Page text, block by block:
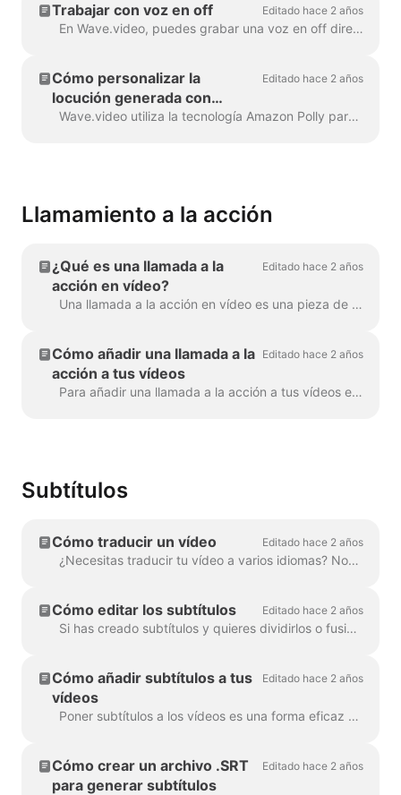
Trabajar con voz en off Editado hace 2 años
En Wave.video, puedes grabar una voz en off directamente en el editor, al crear tu vídeo. Haz clic en la pista de audio y selecciona Grabar voz: Voz en off 7...
Cómo personalizar la
locución generada con
etiquetas SSML
Editado hace 2 años
Wave.video utiliza la tecnología Amazon Polly para generar pistas de audio a partir de texto. A veces, el resultado por defecto no es impecable, y es posible que desee...
Llamamiento a la acción
¿Qué es una llamada a la
acción en vídeo?
Editado hace 2 años
Una llamada a la acción en vídeo es una pieza de contenido que induce al espectador a realizar una determinada acción después de ver el vídeo. Puede ser (pero ...
Cómo añadir una llamada a la
acción a tus vídeos
Editado hace 2 años
Para añadir una llamada a la acción a tus vídeos en Wave.video, haz clic en el signo "Añadir llamada a la acción" en la línea de tiempo. Estará disponible en la ...
Subtítulos
Cómo traducir un vídeo Editado hace 2 años
¿Necesitas traducir tu vídeo a varios idiomas? Nosotros nos encargamos. Nota: aquí utilizamos subtítulos automáticos. Tu límite mensual...
Cómo editar los subtítulos Editado hace 2 años
Si has creado subtítulos y quieres dividirlos o fusionarlos, utiliza la función Dividir subtítulos o las teclas Intro y Retroceso. Utilizando estas opc...
Cómo añadir subtítulos a tus
vídeos
Editado hace 2 años
Poner subtítulos a los vídeos es una forma eficaz de llegar a más espectadores y aumentar la participación en tus contenidos. Con Wave.video, puedes añadir subtítulos automátic...
Cómo crear un archivo .SRT
para generar subtítulos
Editado hace 2 años